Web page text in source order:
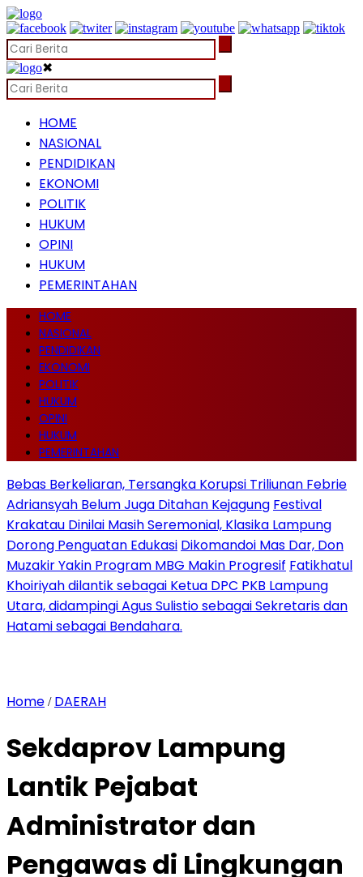
✖
HOME
NASIONAL
PENDIDIKAN
EKONOMI
POLITIK
HUKUM
OPINI
HUKUM
PEMERINTAHAN
HOME
NASIONAL
PENDIDIKAN
EKONOMI
POLITIK
HUKUM
OPINI
HUKUM
PEMERINTAHAN
Bebas Berkeliaran, Tersangka Korupsi Triliunan Febrie
Adriansyah Belum Juga Ditahan Kejagung Festival
Krakatau Dinilai Masih Seremonial, Klasika Lampung
Dorong Penguatan Edukasi Dikomandoi Mas Dar, Don
Muzakir Yakin Program MBG Makin Progresif Fatikhatul
Khoiriyah dilantik sebagai Ketua DPC PKB Lampung
Utara, didampingi Agus Sulistio sebagai Sekretaris dan
Hatami sebagai Bendahara.
Home / DAERAH
Sekdaprov Lampung
Lantik Pejabat
Administrator dan
Pengawas di Lingkungan